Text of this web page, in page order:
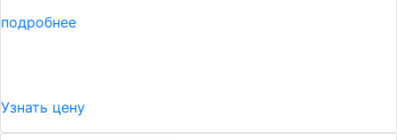
подробнее
Узнать цену